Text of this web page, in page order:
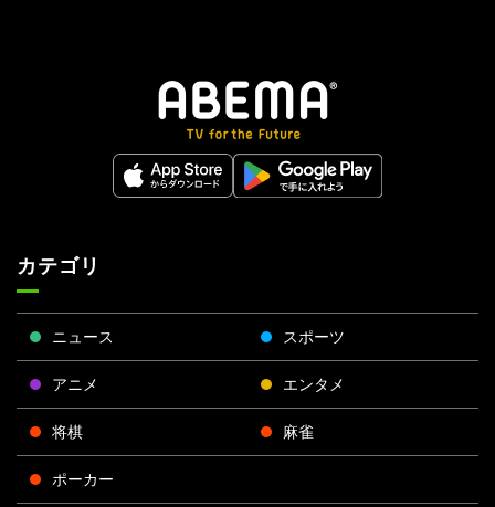
カテゴリ
ニュース スポーツ
アニメ エンタメ
将棋 麻雀
ポーカー